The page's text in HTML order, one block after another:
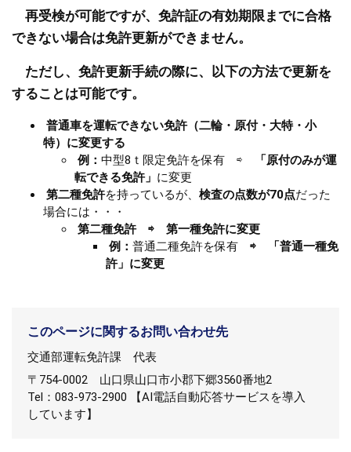
再受検が可能ですが、免許証の有効期限までに合格
できない場合は免許更新ができません。
ただし、免許更新手続の際に、以下の方法で更新を
することは可能です。
普通車を運転できない免許（二輪・原付・大特・小
特）に変更する
例： 中型8ｔ限定免許を保有 ⇨ 「原付のみが運
転できる免許」 に変更
第二種免許を持っているが、 検査の点数が70点だった
場合には・・・
第二種免許 ⇨ 第一種免許に変更
​例： 普通二種免許を保有 ⇨ 「普通一種免
許」に変更
このページに関するお問い合わせ先
交通部運転免許課
代表
〒754-0002
山口県山口市小郡下郷3560番地2
Tel：083-973-2900 【AI電話自動応答サービスを導入
しています】